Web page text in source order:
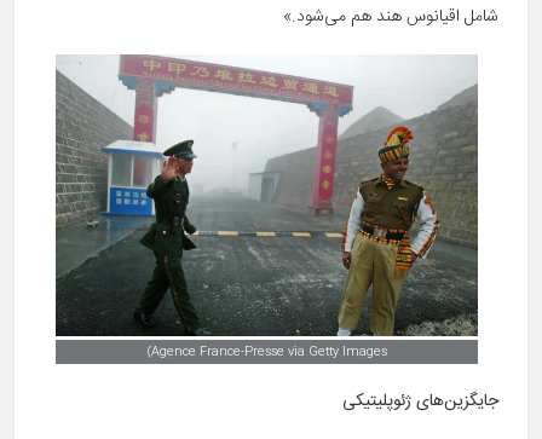
شامل اقیانوس هند هم می‌شود.»
Agence France-Presse via Getty Images)
جایگزین‌های ژئوپلیتیکی